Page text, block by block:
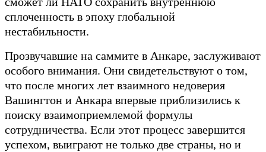
сплоченность в эпоху глобальной
нестабильности.
Прозвучавшие на саммите в Анкаре, заслуживают
особого внимания. Они свидетельствуют о том,
что после многих лет взаимного недоверия
Вашингтон и Анкара впервые приблизились к
поиску взаимоприемлемой формулы
сотрудничества. Если этот процесс завершится
успехом, выиграют не только две страны, но и